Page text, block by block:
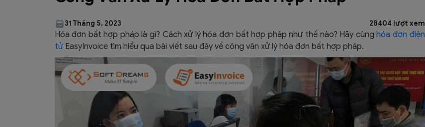
31 Tháng 5, 2023 28404 lượt xem
Hóa đơn bất hợp pháp là gì? Cách xử lý hóa đơn bất hợp pháp như thế nào? Hãy cùng hóa đơn điện
tửEasyInvoice tìm hiểu qua bài viết sau đây về công văn xử lý hóa đơn bất hợp pháp.